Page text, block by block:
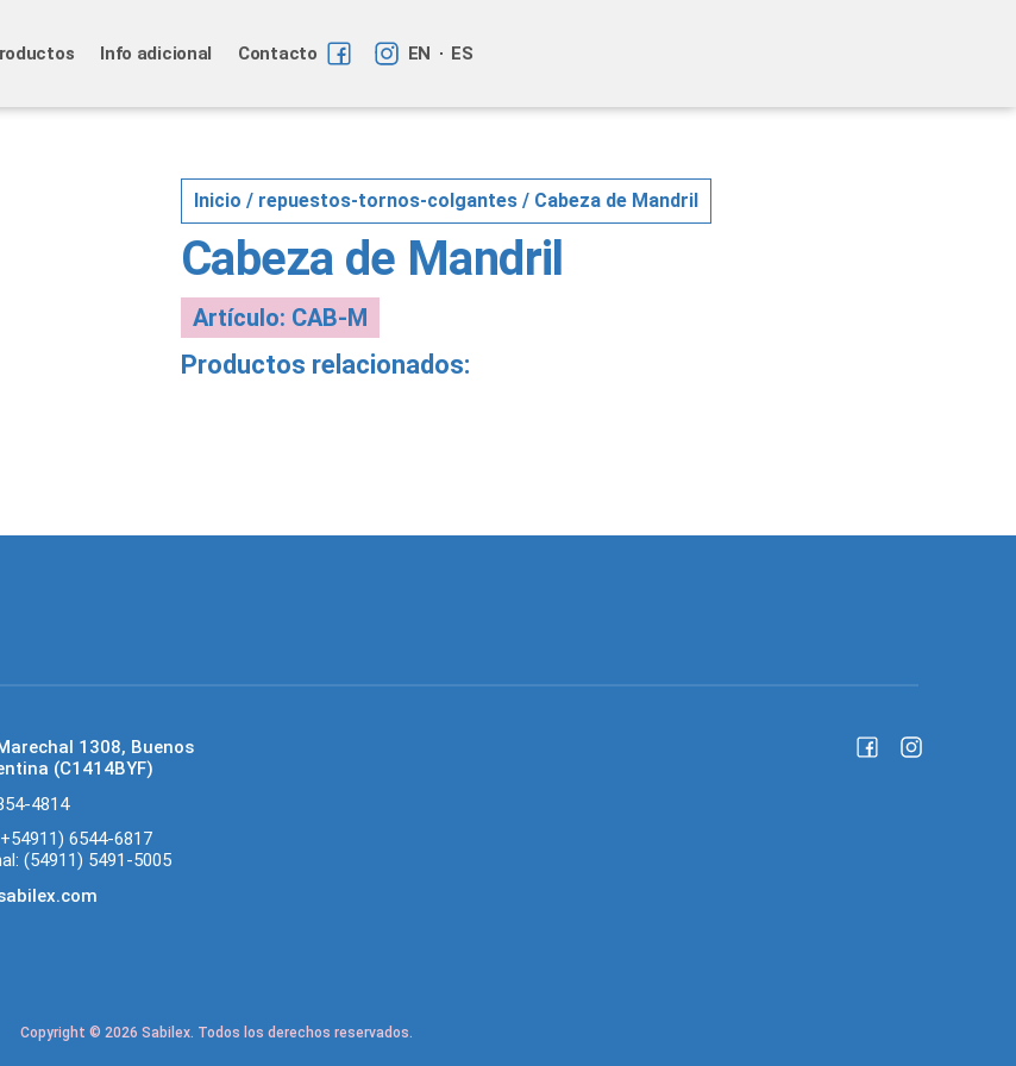
Info adicional Contacto EN ES
Inicio / repuestos-tornos-colgantes / Cabeza de Mandril
Cabeza de Mandril
Artículo: CAB-M
Productos relacionados:
1308, Buenos
(C1414BYF)
4814
6544-6817
(54911) 5491-5005
Copyright © 2026 Sabilex. Todos los derechos reservados.